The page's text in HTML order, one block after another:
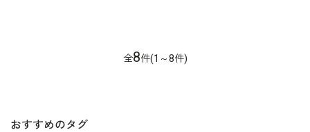
全8件(1～8件)
おすすめのタグ